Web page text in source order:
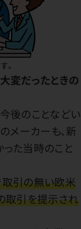
変だったときの
後のことなどい
メーカーも、新
た当時のこと
引の無い欧米
取引を提示され